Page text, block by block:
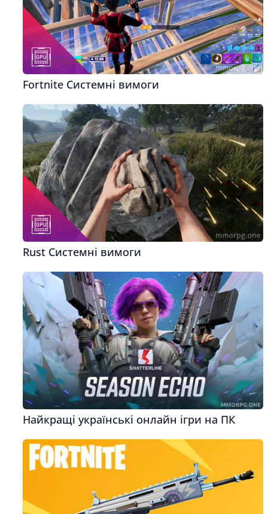
Fortnite Системні вимоги
Rust Системні вимоги
Найкращі українські онлайн ігри на ПК